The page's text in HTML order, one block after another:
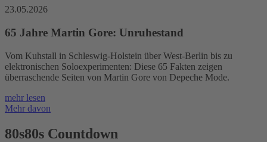
23.05.2026
65 Jahre Martin Gore: Unruhestand
Vom Kuhstall in Schleswig-Holstein über West-Berlin bis zu
elektronischen Soloexperimenten: Diese 65 Fakten zeigen
überraschende Seiten von Martin Gore von Depeche Mode.
mehr lesen
Mehr davon
80s80s Countdown